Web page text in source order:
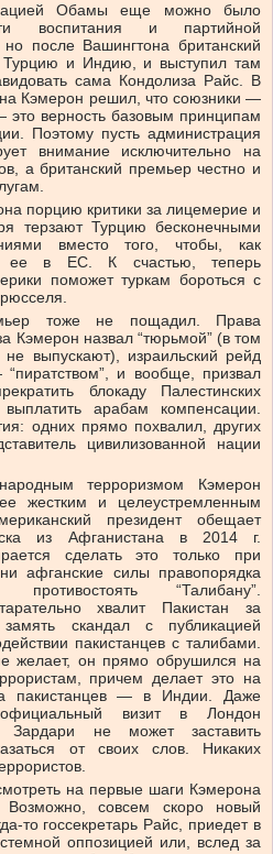
Обамы еще можно было
воспитания и партийной
после Вашингтона британский
и Индию, и выступил там
сама Кондолиза Райс. В
Кэмерон решил, что союзники —
верность базовым принципам
Поэтому пусть администрация
внимание исключительно на
а британский премьер честно и
порцию критики за лицемерие и
терзают Турцию бесконечными
вместо того, чтобы, как
ее в ЕС. К счастью, теперь
поможет туркам бороться с
тоже не пощадил. Права
Кэмерон назвал “тюрьмой” (в том
выпускают), израильский рейд
и вообще, призвал
блокаду Палестинских
арабам компенсации.
одних прямо похвалил, других
цивилизованной нации
терроризмом Кэмерон
жестким и целеустремленным
президент обещает
из Афганистана в 2014 г.
сделать это только при
афганские силы правопорядка
противостоять “Талибану”.
хвалит Пакистан за
замять скандал с публикацией
пакистанцев с талибами.
желает, он прямо обрушился на
причем делает это на
пакистанцев — в Индии. Даже
визит в Лондон
Зардари не может заставить
от своих слов. Никаких
на первые шаги Кэмерона
совсем скоро новый
то госсекретарь Райс, приедет в
оппозицией или, вслед за